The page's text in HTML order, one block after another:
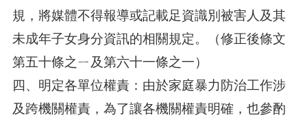
規，將媒體不得報導或記載足資識別被害人及其
未成年子女身分資訊的相關規定。（修正後條文
第五十條之ㄧ及第六十一條之一）
四、明定各單位權責：由於家庭暴力防治工作涉
及跨機關權責，為了讓各機關權責明確，也參酌